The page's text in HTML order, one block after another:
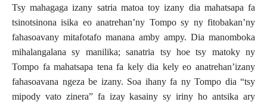
Tsy mahagaga izany satria matoa toy izany dia mahatsapa fa
tsinotsinona isika eo anatrehan’ny Tompo sy ny fitobakan’ny
fahasoavany mitafotafo manana amby ampy. Dia manomboka
mihalangalana sy manilika; sanatria tsy hoe tsy matoky ny
Tompo fa mahatsapa tena fa kely dia kely eo anatrehan’izany
fahasoavana ngeza be izany. Soa ihany fa ny Tompo dia “tsy
mipody vato zinera” fa izay kasainy sy iriny ho antsika ary